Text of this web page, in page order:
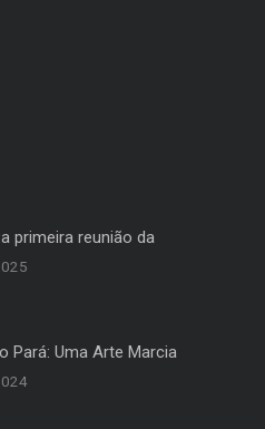
primeira reunião da
Pará: Uma Arte Marcia